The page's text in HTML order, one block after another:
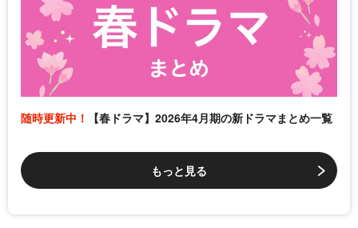
随時更新中！ 【春ドラマ】2026年4月期の新ドラマまとめ一覧
もっと見る